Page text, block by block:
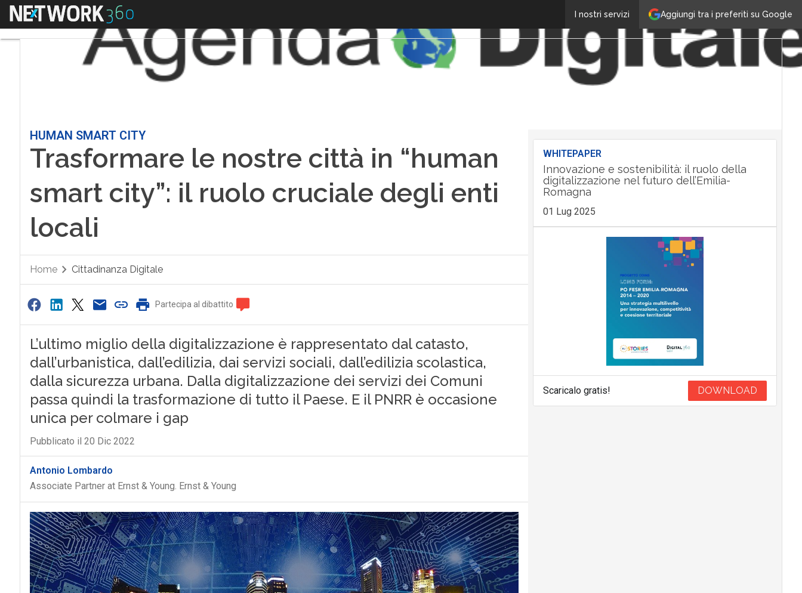
Aggiungi tra i preferiti su Google
I nostri servizi
Menu
HUMAN SMART CITY
Trasformare le nostre città in “human
smart city”: il ruolo cruciale degli enti
locali
Home Cittadinanza Digitale
Partecipa al dibattito
L’ultimo miglio della digitalizzazione è rappresentato dal catasto,
dall’urbanistica, dall’edilizia, dai servizi sociali, dall’edilizia scolastica,
dalla sicurezza urbana. Dalla digitalizzazione dei servizi dei Comuni
passa quindi la trasformazione di tutto il Paese. E il PNRR è occasione
unica per colmare i gap
Pubblicato il 20 Dic 2022
Antonio Lombardo
Associate Partner at Ernst & Young. Ernst & Young
WHITEPAPER
Innovazione e sostenibilità: il ruolo della
digitalizzazione nel futuro dell’Emilia-
Romagna
01 Lug 2025
Scaricalo gratis! DOWNLOAD